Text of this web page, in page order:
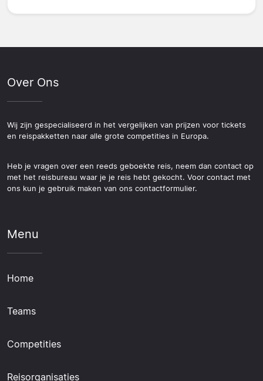
Over Ons
Wij zijn gespecialiseerd in het vergelijken van prijzen voor tickets
en reispakketten naar alle grote competities in Europa.
Heb je vragen over een reeds geboekte reis, neem dan contact op
met het reisbureau waar je je reis hebt gekocht. Voor contact met
ons kun je gebruik maken van ons contactformulier.
Menu
Home
Teams
Competities
Reisorganisaties